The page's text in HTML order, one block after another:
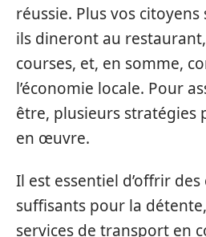
réussie. Plus vos
ils dineront au
courses, et, en somme,
l’économie locale. Pour
être, plusieurs stratégies
en œuvre.
Il est essentiel d’offrir des
suffisants pour la
services de transport en